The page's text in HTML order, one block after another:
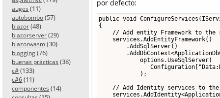
auges (11)
autobombo (57)
blazor (48)
blazorserver (29)
blazorwasm (30)
blogging (76)
buenas prácticas (38)
c# (133)
c#6 (11)
componentes (14)
por defecto:
public void
{
// Add entity Framework to the
    services.AddEntityFramework()
        .AddSqlServer()
            options.UseSqlServer(
            );
// Add Identity services to